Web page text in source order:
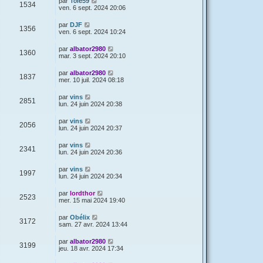
1534
ven. 6 sept. 2024 20:06
1356 par DJF
ven. 6 sept. 2024 10:24
1360 par albator2980
mar. 3 sept. 2024 20:10
1837 par albator2980
mer. 10 juil. 2024 08:18
2851 par vins
lun. 24 juin 2024 20:38
2056 par vins
lun. 24 juin 2024 20:37
2341 par vins
lun. 24 juin 2024 20:36
1997 par vins
lun. 24 juin 2024 20:34
2523 par lordthor
mer. 15 mai 2024 19:40
3172 par Obélix
sam. 27 avr. 2024 13:44
3199 par albator2980
jeu. 18 avr. 2024 17:34